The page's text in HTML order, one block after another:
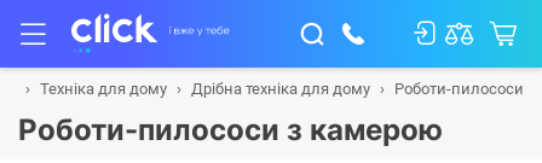
Техніка для дому Дрібна техніка для дому Роботи-пилососи
Роботи-пилососи з камерою